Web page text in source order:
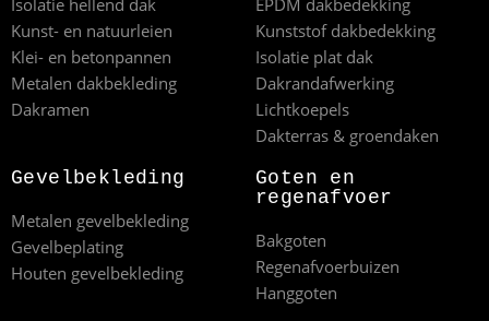
Kunst- en natuurleien
Klei- en betonpannen
Metalen dakbekleding
Dakramen
Kunststof dakbedekking
Isolatie plat dak
Dakrandafwerking
Lichtkoepels
Dakterras & groendaken
Gevelbekleding
Metalen gevelbekleding
Gevelbeplating
Houten gevelbekleding
Goten en
regenafvoer
Bakgoten
Regenafvoerbuizen
Hanggoten